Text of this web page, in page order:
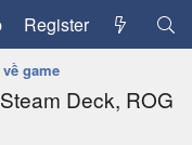
Register
game
Deck, ROG